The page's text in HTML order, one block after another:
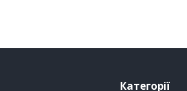
Категорії